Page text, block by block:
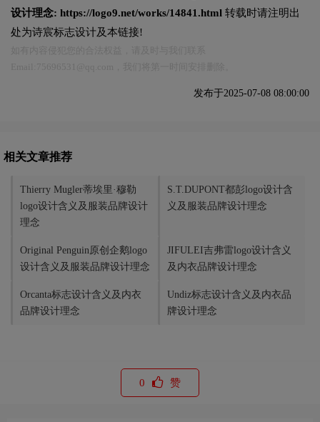
设计理念: https://logo9.net/works/14841.html 转载时请注明出
处为诗宸标志设计及本链接!
发布于2025-07-08 08:00:00
相关文章推荐
Thierry Mugler蒂埃里·穆勒
logo设计含义及服装品牌设计
理念
S.T.DUPONT都彭logo设计含
义及服装品牌设计理念
Original Penguin原创企鹅logo
设计含义及服装品牌设计理念
JIFULEI吉弗雷logo设计含义
及内衣品牌设计理念
Orcanta标志设计含义及内衣
品牌设计理念
Undiz标志设计含义及内衣品
牌设计理念
0 赞